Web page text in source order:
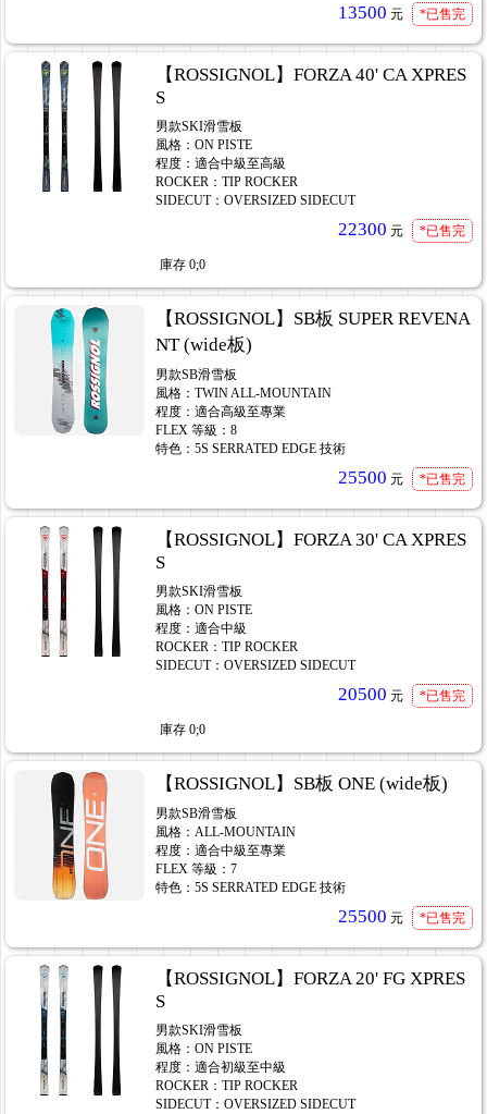
13500 元 *已售完
【ROSSIGNOL】FORZA 40' CA XPRES
S
男款SKI滑雪板
風格：ON PISTE
程度：適合中級至高級
ROCKER：TIP ROCKER
SIDECUT：OVERSIZED SIDECUT
22300 元 *已售完
庫存 0;0
【ROSSIGNOL】SB板 SUPER REVENA
NT (wide板)
男款SB滑雪板
風格：TWIN ALL-MOUNTAIN
程度：適合高級至專業
FLEX 等級：8
特色：5S SERRATED EDGE 技術
25500 元 *已售完
【ROSSIGNOL】FORZA 30' CA XPRES
S
男款SKI滑雪板
風格：ON PISTE
程度：適合中級
ROCKER：TIP ROCKER
SIDECUT：OVERSIZED SIDECUT
20500 元 *已售完
庫存 0;0
【ROSSIGNOL】SB板 ONE (wide板)
男款SB滑雪板
風格：ALL-MOUNTAIN
程度：適合中級至專業
FLEX 等級：7
特色：5S SERRATED EDGE 技術
25500 元 *已售完
【ROSSIGNOL】FORZA 20' FG XPRES
S
男款SKI滑雪板
風格：ON PISTE
程度：適合初級至中級
ROCKER：TIP ROCKER
SIDECUT：OVERSIZED SIDECUT